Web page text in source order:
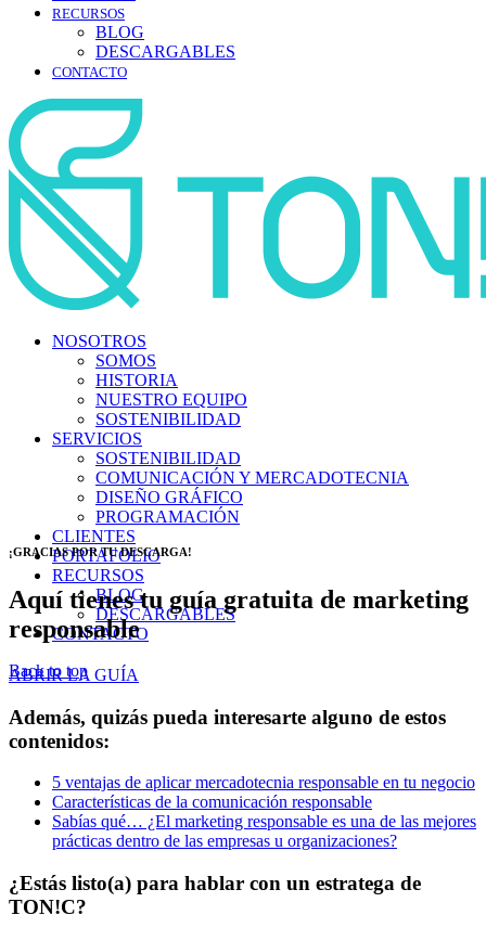
RECURSOS
BLOG
DESCARGABLES
CONTACTO
NOSOTROS
SOMOS
HISTORIA
NUESTRO EQUIPO
SOSTENIBILIDAD
SERVICIOS
SOSTENIBILIDAD
COMUNICACIÓN Y MERCADOTECNIA
DISEÑO GRÁFICO
PROGRAMACIÓN
CLIENTES
PORTAFOLIO
RECURSOS
BLOG
DESCARGABLES
CONTACTO
Back to top
¡GRACIAS POR TU DESCARGA!
Aquí tienes tu guía gratuita de marketing
responsable
ABRIR LA GUÍA
Además, quizás pueda interesarte alguno de estos
contenidos:
5 ventajas de aplicar mercadotecnia responsable en tu negocio
Características de la comunicación responsable
Sabías qué… ¿El marketing responsable es una de las mejores
prácticas dentro de las empresas u organizaciones?
¿Estás listo(a) para hablar con un estratega de
TON!C?